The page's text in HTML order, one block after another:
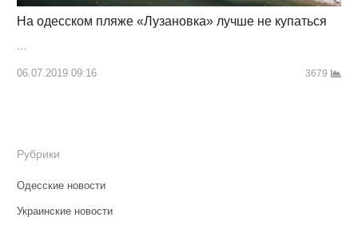
На одесском пляже «Лузановка» лучше не купаться
…
06.07.2019 09:16 3679
Рубрики
Одесские новости
Украинские новости